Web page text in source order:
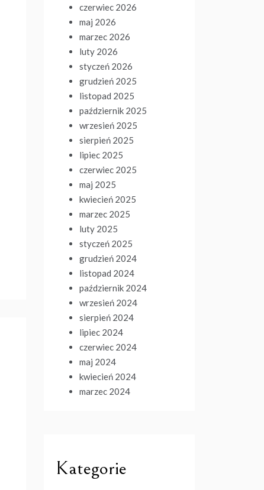
czerwiec 2026
maj 2026
marzec 2026
luty 2026
styczeń 2026
grudzień 2025
listopad 2025
październik 2025
wrzesień 2025
sierpień 2025
lipiec 2025
czerwiec 2025
maj 2025
kwiecień 2025
marzec 2025
luty 2025
styczeń 2025
grudzień 2024
listopad 2024
październik 2024
wrzesień 2024
sierpień 2024
lipiec 2024
czerwiec 2024
maj 2024
kwiecień 2024
marzec 2024
Kategorie